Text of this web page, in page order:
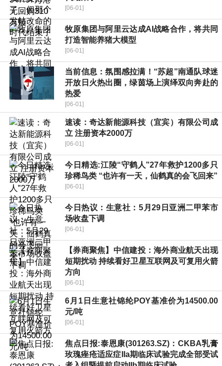
[06-01]
牧原集团与阿里云达成AI战略合作，将共同
打造智能养猪大模型
[06-01]
当前信息：氛围感拉满！“苏超”南通队球迷
开放日火热出圈，绿茵场上演绎双向奔赴的
热爱
[06-01]
速读：奇达新能源科技（宜宾）有限公司成
立 注册资本2000万
[06-01]
今日精选:江陵“守鹤人”27年救护1200多只
珍稀鸟类 “也许有一天，仙鹤真的会飞回来”
[06-01]
今日热议：生意社：5月29日亚洲二甲苯市
场收盘下调
[06-01]
【券商聚焦】中信建投：海外商业航天出现
短期扰动 持续看好卫星互联网及可复用火箭
方向
[06-01]
6月1日生意社锦纶POY基准价为14500.00
元/吨
[06-01]
焦点日报:泰恩康(301263.SZ)：CKBA乳膏
玫瑰痤疮适应症IIa期临床试验完成全部受试